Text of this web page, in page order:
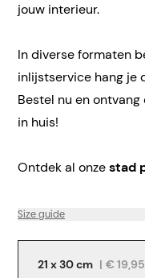
jouw interieur.
In diverse formaten
inlijstservice hang je
Bestel nu en
in huis!
Ontdek al onzestad
Size guide
21 x 30 cm | € 19,95